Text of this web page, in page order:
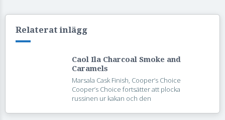
Relaterat inlägg
Caol Ila Charcoal Smoke and
Caramels
Marsala Cask Finish, Cooper’s Choice
Cooper’s Choice fortsätter att plocka
russinen ur kakan och den